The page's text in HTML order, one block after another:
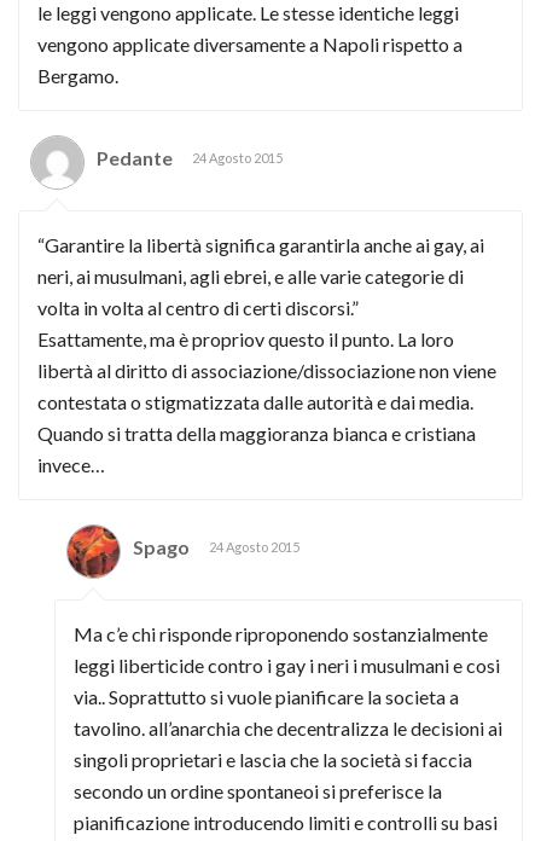
le leggi vengono applicate. Le stesse identiche leggi
vengono applicate diversamente a Napoli rispetto a
Bergamo.
Pedante 24 Agosto 2015
“Garantire la libertà significa garantirla anche ai gay, ai
neri, ai musulmani, agli ebrei, e alle varie categorie di
volta in volta al centro di certi discorsi.”
Esattamente, ma è propriov questo il punto. La loro
libertà al diritto di associazione/dissociazione non viene
contestata o stigmatizzata dalle autorità e dai media.
Quando si tratta della maggioranza bianca e cristiana
invece…
Spago 24 Agosto 2015
Ma c’e chi risponde riproponendo sostanzialmente
leggi liberticide contro i gay i neri i musulmani e cosi
via.. Soprattutto si vuole pianificare la societa a
tavolino. all’anarchia che decentralizza le decisioni ai
singoli proprietari e lascia che la società si faccia
secondo un ordine spontaneoi si preferisce la
pianificazione introducendo limiti e controlli su basi